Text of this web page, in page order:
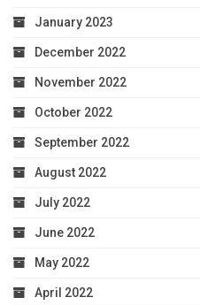
January 2023
December 2022
November 2022
October 2022
September 2022
August 2022
July 2022
June 2022
May 2022
April 2022